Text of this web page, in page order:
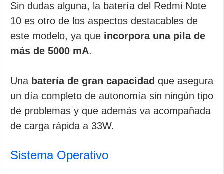
Sin dudas alguna, la batería del Redmi Note
10 es otro de los aspectos destacables de
este modelo, ya que incorpora una pila de
más de 5000 mA.
Una batería de gran capacidad que asegura
un día completo de autonomía sin ningún tipo
de problemas y que además va acompañada
de carga rápida a 33W.
Sistema Operativo